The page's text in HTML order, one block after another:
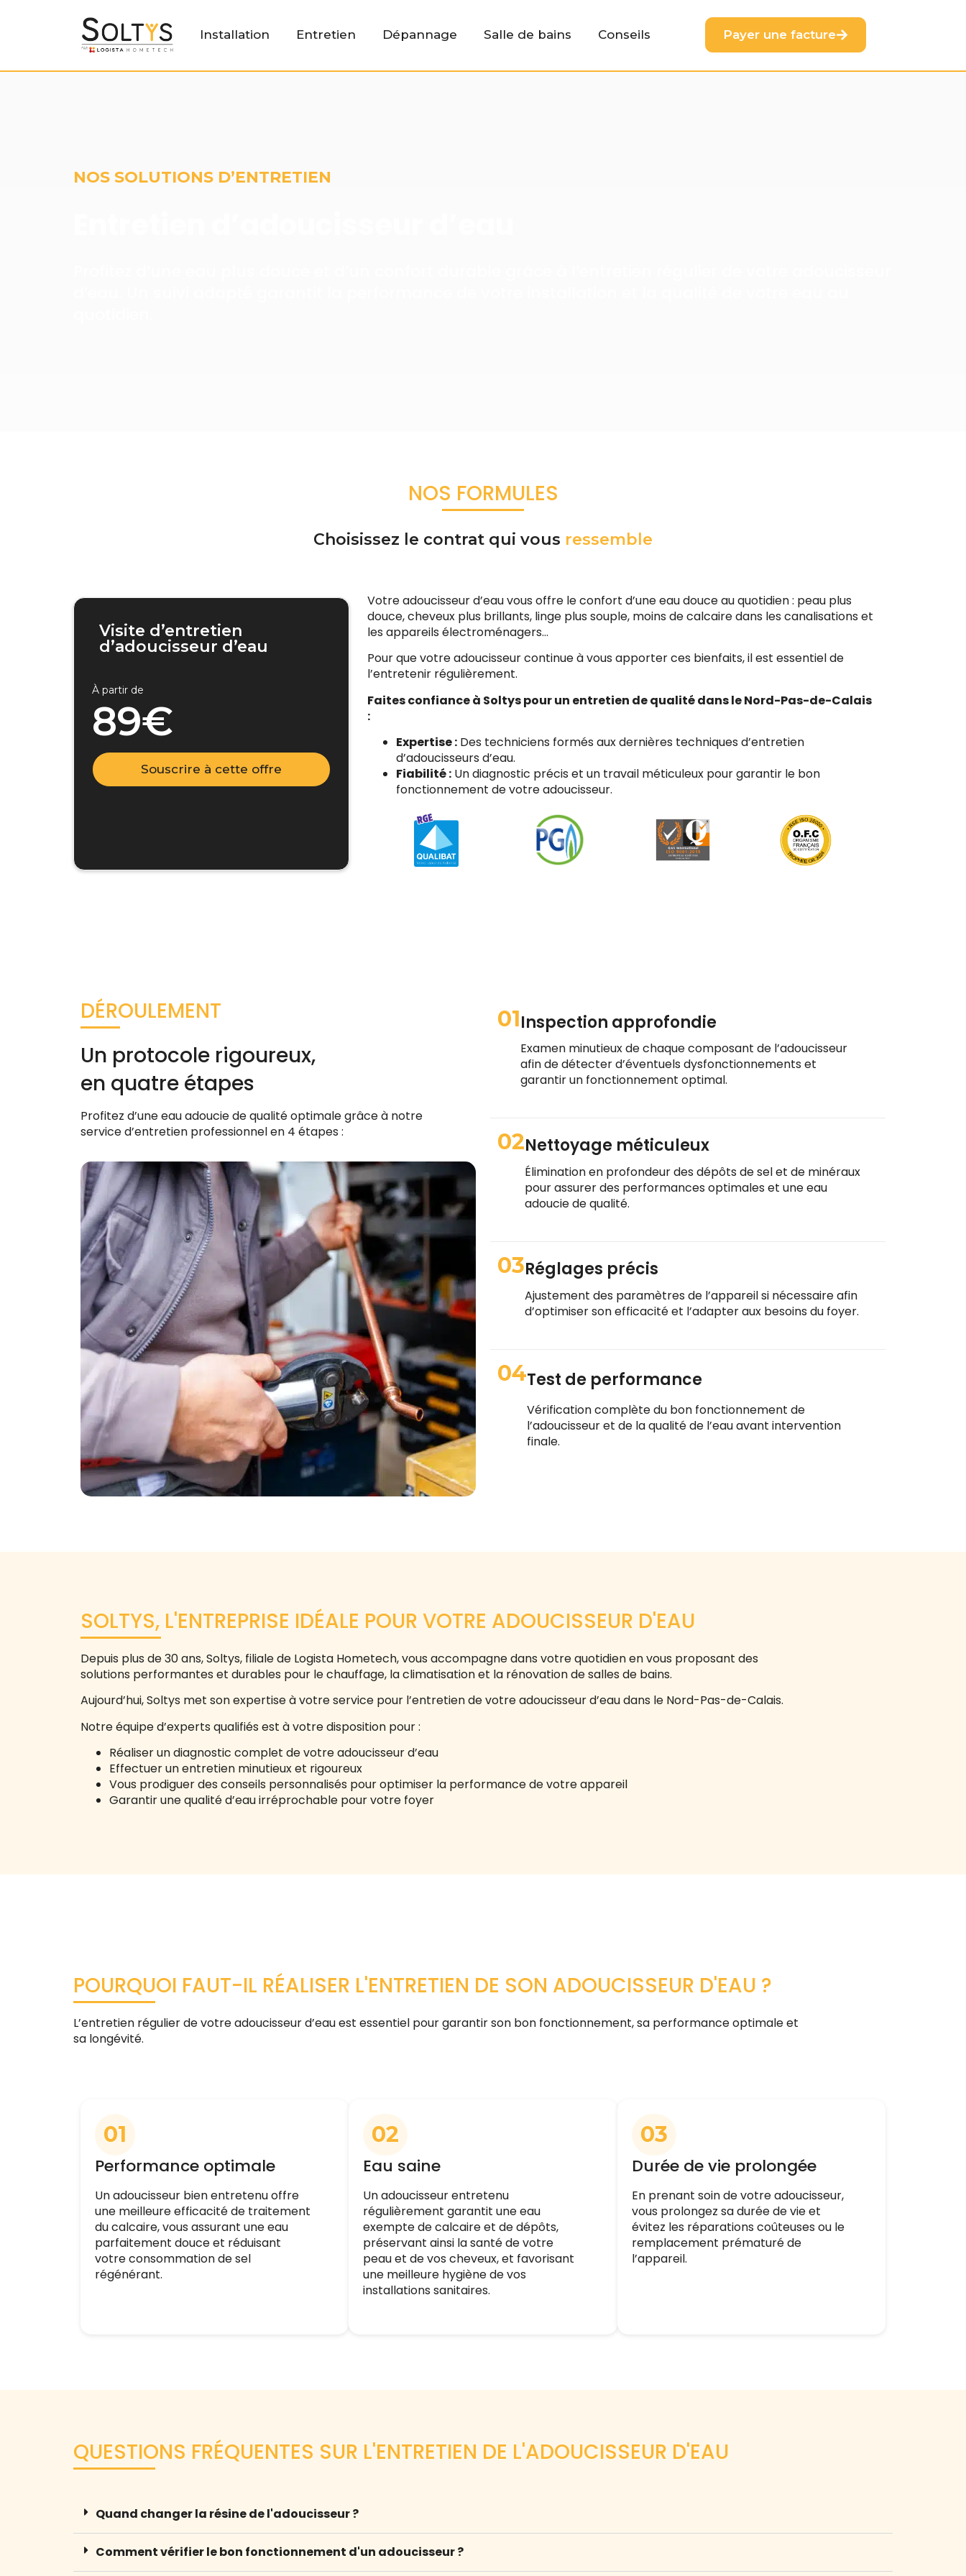
Installation Entretien Dépannage Salle de bains Conseils Payer une facture
NOS SOLUTIONS D’ENTRETIEN
NOS FORMULES
Choisissez le contrat qui vous ressemble
Visite d’entretien
d’adoucisseur d’eau
À partir de
89€
Souscrire à cette offre
Votre adoucisseur d’eau vous offre le confort d’une eau douce au quotidien : peau plus
douce, cheveux plus brillants, linge plus souple, moins de calcaire dans les canalisations et
les appareils électroménagers…
Pour que votre adoucisseur continue à vous apporter ces bienfaits, il est essentiel de
l’entretenir régulièrement.
Faites confiance à Soltys pour un entretien de qualité dans le Nord-Pas-de-Calais
:
Expertise :Des techniciens formés aux dernières techniques d’entretien
d’adoucisseurs d’eau.
Fiabilité :Un diagnostic précis et un travail méticuleux pour garantir le bon
fonctionnement de votre adoucisseur.
DÉROULEMENT
Un protocole rigoureux,
en quatre étapes
Profitez d’une eau adoucie de qualité optimale grâce à notre
service d’entretien professionnel en 4 étapes :
01Inspection approfondie
Examen minutieux de chaque composant de l’adoucisseur
afin de détecter d’éventuels dysfonctionnements et
garantir un fonctionnement optimal.
02Nettoyage méticuleux
Élimination en profondeur des dépôts de sel et de minéraux
pour assurer des performances optimales et une eau
adoucie de qualité.
03Réglages précis
Ajustement des paramètres de l’appareil si nécessaire afin
d’optimiser son efficacité et l’adapter aux besoins du foyer.
04Test de performance
Vérification complète du bon fonctionnement de
l’adoucisseur et de la qualité de l’eau avant intervention
finale.
SOLTYS, L'ENTREPRISE IDÉALE POUR VOTRE ADOUCISSEUR D'EAU
Depuis plus de 30 ans, Soltys, filiale de Logista Hometech, vous accompagne dans votre quotidien en vous proposant des
solutions performantes et durables pour le chauffage, la climatisation et la rénovation de salles de bains.
Aujourd’hui, Soltys met son expertise à votre service pour l’entretien de votre adoucisseur d’eau dans le Nord-Pas-de-Calais.
Notre équipe d’experts qualifiés est à votre disposition pour :
Réaliser un diagnostic complet de votre adoucisseur d’eau
Effectuer un entretien minutieux et rigoureux
Vous prodiguer des conseils personnalisés pour optimiser la performance de votre appareil
Garantir une qualité d’eau irréprochable pour votre foyer
POURQUOI FAUT-IL RÉALISER L'ENTRETIEN DE SON ADOUCISSEUR D'EAU ?
L’entretien régulier de votre adoucisseur d’eau est essentiel pour garantir son bon fonctionnement, sa performance optimale et
sa longévité.
01
Performance optimale
Un adoucisseur bien entretenu offre
une meilleure efficacité de traitement
du calcaire, vous assurant une eau
parfaitement douce et réduisant
votre consommation de sel
régénérant.
02
Eau saine
Un adoucisseur entretenu
régulièrement garantit une eau
exempte de calcaire et de dépôts,
préservant ainsi la santé de votre
peau et de vos cheveux, et favorisant
une meilleure hygiène de vos
installations sanitaires.
03
Durée de vie prolongée
En prenant soin de votre adoucisseur,
vous prolongez sa durée de vie et
évitez les réparations coûteuses ou le
remplacement prématuré de
l’appareil.
QUESTIONS FRÉQUENTES SUR L'ENTRETIEN DE L'ADOUCISSEUR D'EAU
Quand changer la résine de l'adoucisseur ?
Comment vérifier le bon fonctionnement d'un adoucisseur ?